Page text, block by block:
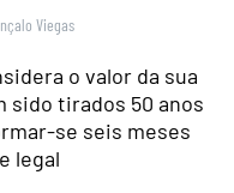
Viegas
o valor da sua
sido tirados 50 anos
se seis meses
legal